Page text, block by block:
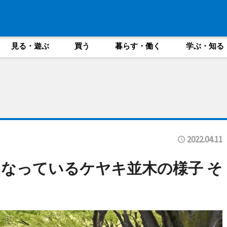
見る・遊ぶ 買う 暮らす・働く 学ぶ・知る
2022.04.11
っているケヤキ並木の様子 そ